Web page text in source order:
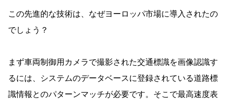
この先進的な技術は、なぜヨーロッパ市場に導入されたの
でしょう？
まず車両制御用カメラで撮影された交通標識を画像認識す
るには、システムのデータベースに登録されている道路標
識情報とのパターンマッチが必要です。そこで最高速度表